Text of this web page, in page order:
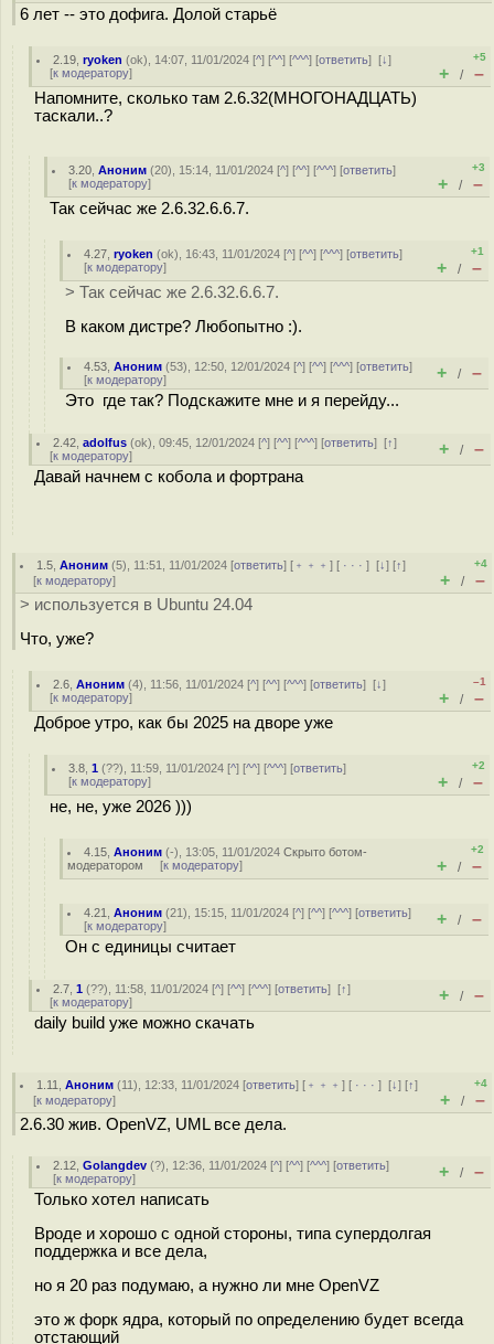
6 лет -- это дофига. Долой старьё
2.19 ,ryoken (ok), 14:07, 11/01/2024 [^] [^^] [^^^] [ответить][↓]
[к модератору]
+5
+ / –
Напомните, сколько там 2.6.32(МНОГОНАДЦАТЬ)
таскали..?
3.20 ,Аноним (20), 15:14, 11/01/2024 [^] [^^] [^^^] [ответить]
[к модератору]
+3
+ / –
Так сейчас же 2.6.32.6.6.7.
4.27 ,ryoken (ok), 16:43, 11/01/2024 [^] [^^] [^^^] [ответить]
[к модератору]
+1
+ / –
> Так сейчас же 2.6.32.6.6.7.
В каком дистре? Любопытно :).
4.53 ,Аноним (53), 12:50, 12/01/2024 [^] [^^] [^^^] [ответить]
[к модератору] + / –
Это где так? Подскажите мне и я перейду...
2.42 ,adolfus (ok), 09:45, 12/01/2024 [^] [^^] [^^^] [ответить][↑]
[к модератору] + / –
Давай начнем с кобола и фортрана
1.5 ,Аноним (5), 11:51, 11/01/2024 [ответить] [ ﹢﹢﹢] [ · · ·][↓] [↑]
[к модератору]
+4
+ / –
> используется в Ubuntu 24.04
Что, уже?
2.6 ,Аноним (4), 11:56, 11/01/2024 [^] [^^] [^^^] [ответить][↓]
[к модератору]
–1
+ / –
Доброе утро, как бы 2025 на дворе уже
3.8 ,1 (??), 11:59, 11/01/2024 [^] [^^] [^^^] [ответить]
[к модератору]
+2
+ / –
не, не, уже 2026 )))
4.15 ,Аноним (-), 13:05, 11/01/2024Скрыто ботом-
модератором [к модератору]
+2
+ / –
4.21 ,Аноним (21), 15:15, 11/01/2024 [^] [^^] [^^^] [ответить]
[к модератору] + / –
Он с единицы считает
2.7 ,1 (??), 11:58, 11/01/2024 [^] [^^] [^^^] [ответить][↑]
[к модератору] + / –
daily build уже можно скачать
1.11 ,Аноним (11), 12:33, 11/01/2024 [ответить] [ ﹢﹢﹢] [ · · ·][↓] [↑]
[к модератору]
+4
+ / –
2.6.30 жив. OpenVZ, UML все дела.
2.12 ,Golangdev (?), 12:36, 11/01/2024 [^] [^^] [^^^] [ответить]
[к модератору] + / –
Только хотел написать
Вроде и хорошо с одной стороны, типа супердолгая
поддержка и все дела,
но я 20 раз подумаю, а нужно ли мне OpenVZ
это ж форк ядра, который по определению будет всегда
отстающий